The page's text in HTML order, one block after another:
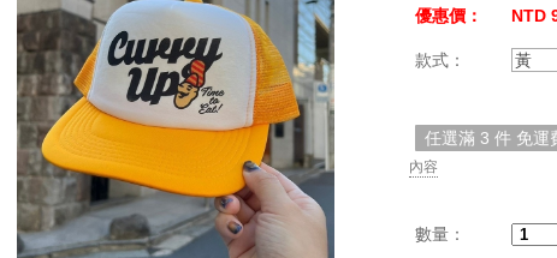
優惠價： NTD
款式： 黃
任選滿 3 件 免運
內容
數量：